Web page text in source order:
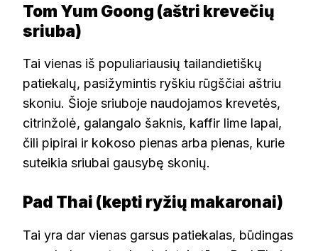
Tom Yum Goong (aštri krevečių
sriuba)
Tai vienas iš populiariausių tailandietiškų
patiekalų, pasižymintis ryškiu rūgščiai aštriu
skoniu. Šioje sriuboje naudojamos krevetės,
citrinžolė, galangalo šaknis, kaffir lime lapai,
čili pipirai ir kokoso pienas arba pienas, kurie
suteikia sriubai gausybę skonių.
Pad Thai (kepti ryžių makaronai)
Tai yra dar vienas garsus patiekalas, būdingas